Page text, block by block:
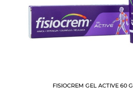
FISIOCREM GEL ACTIVE 60 G